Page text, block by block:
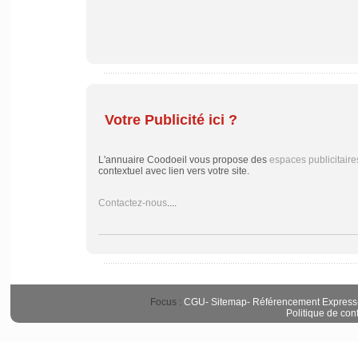
Votre Publicité ici ?
L'annuaire Coodoeil vous propose des espaces
contextuel avec lien vers votre site.
Contactez-nous....
Focus : CGU- Sitemap- Référencement Express
Politique de